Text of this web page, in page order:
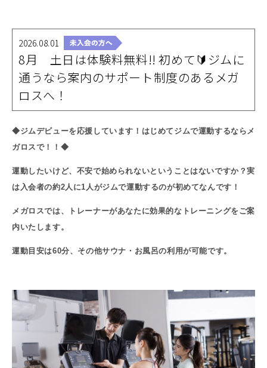
2026.08.01
8月 土日は体験料無料!! 初めて🔰ジムに
通うなら案内のサポート制度のあるメガ
ロスへ！
◆ジムデビューを応援しています！はじめてジムで運動するならメ
ガロスで！！◆
運動したいけど、不安で始められないということはないですか？実
は入会者の約2人に1人がジムで運動するのが初めてなんです！
メガロスでは、トレーナーがあなたに効果的なトレーニングをご案
内いたします。
運動目安は60分、その他サウナ・お風呂の利用が可能です。